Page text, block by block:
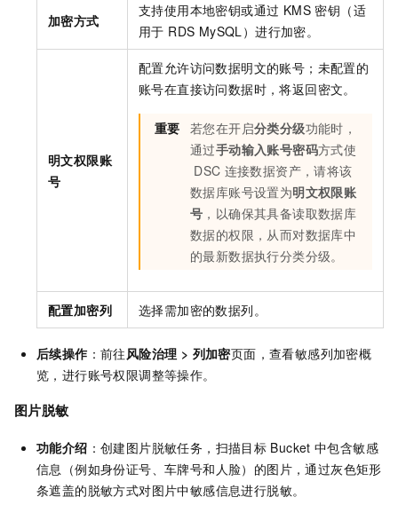
加密方式
支持使用本地密钥或通过 KMS 密钥（适
用于 RDS MySQL）进行加密。
明文权限账
号
配置允许访问数据明文的账号；未配置的
账号在直接访问数据时，将返回密文。
重要 若您在开启分类分级功能时，
通过手动输入账号密码方式使
DSC 连接数据资产，请将该
数据库账号设置为明文权限账
号 ，以确保其具备读取数据库
数据的权限，从而对数据库中
的最新数据执行分类分级。
配置加密列 选择需加密的数据列。
后续操作 ：前往风险治理 > 列加密页面，查看敏感列加密概
览，进行账号权限调整等操作。
图片脱敏
功能介绍 ：创建图片脱敏任务，扫描目标 Bucket 中包含敏感
信息（例如身份证号、车牌号和人脸）的图片，通过灰色矩形
条遮盖的脱敏方式对图片中敏感信息进行脱敏。